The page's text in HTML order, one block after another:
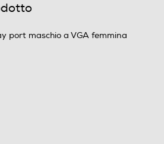
port maschio a VGA femmina